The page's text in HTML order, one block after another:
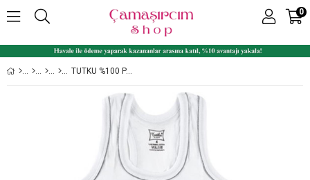
0
TUTKU %100 PAMUK RIBANA ERKEK ÇOCUK SPOR ATLET